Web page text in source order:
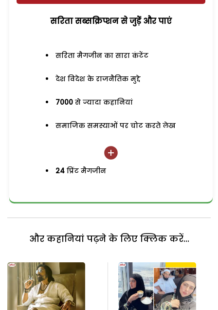
सरिता सब्सक्रिप्शन से जुड़ेें और पाएं
सरिता मैगजीन का सारा कंटेंट
देश विदेश के राजनैतिक मुद्दे
7000 से ज्यादा कहानियां
समाजिक समस्याओं पर चोट करते लेख
24 प्रिंट मैगजीन
और कहानियां पढ़ने के लिए क्लिक करें...